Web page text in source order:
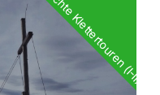
Leichte Klettertouren (I-II)